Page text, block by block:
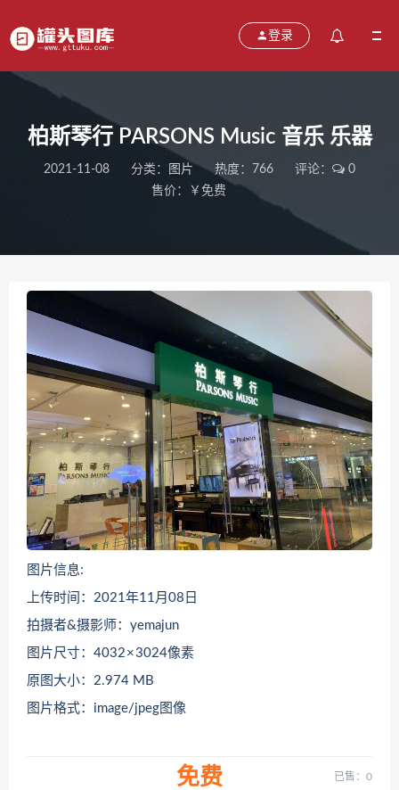
登录
柏斯琴行 PARSONS Music 音乐 乐器
2021-11-08 分类： 图片 热度：766 评论：
0
售价：￥免费
图片信息:
上传时间：2021年11月08日
拍摄者&摄影师：yemajun
图片尺寸：4032 × 3024像素
原图大小：2.974 MB
图片格式：image/jpeg图像
免费 已售：0